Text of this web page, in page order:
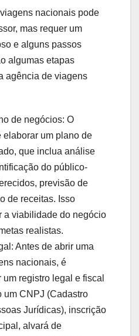
nacionais pode
mas requer um
e alguns passos
algumas etapas
agência de viagens
de negócios: O
elaborar um plano de
que inclua análise
do público-
previsão de
de receitas. Isso
a viabilidade do negócio
realistas.
Antes de abrir uma
nacionais, é
registro legal e fiscal
um CNPJ (Cadastro
Jurídicas), inscrição
alvará de